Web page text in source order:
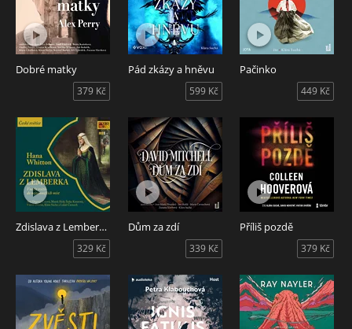
Dobré matky
379 Kč
Pád zkázy a hněvu
599 Kč
Pačinko
449 Kč
Zdislava z Lemberka vnesla světlo do nejtemnějších míst
329 Kč
Dům za zdí
339 Kč
Příliš pozdě
379 Kč